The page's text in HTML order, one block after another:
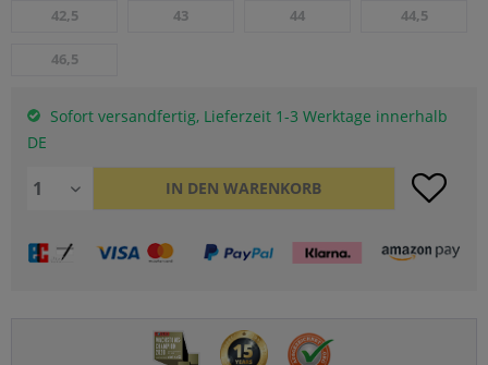
42,5 43 44 44,5
46,5
Sofort versandfertig, Lieferzeit 1-3 Werktage innerhalb
DE
IN DEN WARENKORB